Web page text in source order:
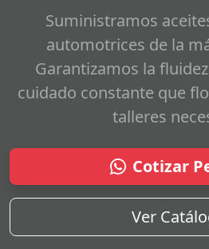
Suministramos
automotrices de la
Garantizamos la
cuidado constante que
talleres
Cotizar
Ver